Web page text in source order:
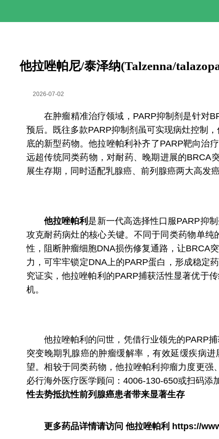
他拉唑帕尼/泰泽纳(Talzenna/
2026-07-02
在肿瘤精准治疗领域，PARP抑制剂是针对
预后。既往多款PARP抑制剂虽可实现病灶控制
底的新型药物。他拉唑帕利补齐了PARP靶向治
远超传统同类药物，对耐药、晚期进展的BRCA
展生存期，同时适配乳腺癌、前列腺癌两大高发
他拉唑帕利 是新一代高选择性口服PARP抑
攻克耐药病灶的核心关键。不同于同类药物单
性，阻断肿瘤细胞DNA损伤修复通路，让BRCA
力，可牢牢锁定DNA上的PARP蛋白，形成稳定
究证实，他拉唑帕利的PARP捕获活性显著优于
机。
他拉唑帕利的问世，凭借行业领先的PARP捕
突变晚期乳腺癌的肿瘤缓解率，有效延缓疾病
望。相较于同类药物，他拉唑帕利抑瘤力度更
必行海外医疗医学顾问：4006-130-650或扫码
性去势抵抗性前列腺癌患者带来显著生存
更多药品详情请访问 他拉唑帕利 https://